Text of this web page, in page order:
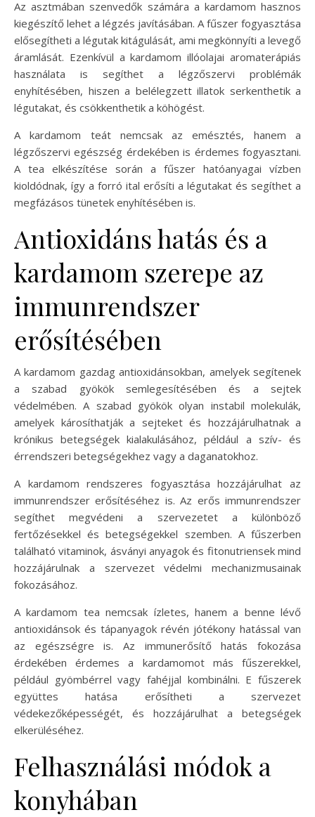
Az asztmában szenvedők számára a kardamom hasznos
kiegészítő lehet a légzés javításában. A fűszer fogyasztása
elősegítheti a légutak kitágulását, ami megkönnyíti a levegő
áramlását. Ezenkívül a kardamom illóolajai aromaterápiás
használata is segíthet a légzőszervi problémák
enyhítésében, hiszen a belélegzett illatok serkenthetik a
légutakat, és csökkenthetik a köhögést.
A kardamom teát nemcsak az emésztés, hanem a
légzőszervi egészség érdekében is érdemes fogyasztani.
A tea elkészítése során a fűszer hatóanyagai vízben
kioldódnak, így a forró ital erősíti a légutakat és segíthet a
megfázásos tünetek enyhítésében is.
Antioxidáns hatás és a
kardamom szerepe az
immunrendszer
erősítésében
A kardamom gazdag antioxidánsokban, amelyek segítenek
a szabad gyökök semlegesítésében és a sejtek
védelmében. A szabad gyökök olyan instabil molekulák,
amelyek károsíthatják a sejteket és hozzájárulhatnak a
krónikus betegségek kialakulásához, például a szív- és
érrendszeri betegségekhez vagy a daganatokhoz.
A kardamom rendszeres fogyasztása hozzájárulhat az
immunrendszer erősítéséhez is. Az erős immunrendszer
segíthet megvédeni a szervezetet a különböző
fertőzésekkel és betegségekkel szemben. A fűszerben
található vitaminok, ásványi anyagok és fitonutriensek mind
hozzájárulnak a szervezet védelmi mechanizmusainak
fokozásához.
A kardamom tea nemcsak ízletes, hanem a benne lévő
antioxidánsok és tápanyagok révén jótékony hatással van
az egészségre is. Az immunerősítő hatás fokozása
érdekében érdemes a kardamomot más fűszerekkel,
például gyömbérrel vagy fahéjjal kombinálni. E fűszerek
együttes hatása erősítheti a szervezet
védekezőképességét, és hozzájárulhat a betegségek
elkerüléséhez.
Felhasználási módok a
konyhában